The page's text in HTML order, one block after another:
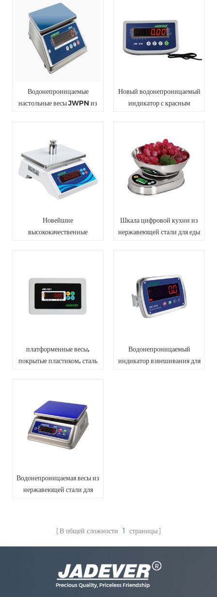
Водонепроницаемые
настольные весы JWPN из
Новый водонепроницаемый
индикатор с красным
Новейшие
высококачественные
Шкала цифровой кухни из
нержавеющей стали для еды
платформенные весы,
покрытые пластиком, сталь
Водонепроницаемый
индикатор взвешивания для
Водонепроницаемая весы из
нержавеющей стали для
В общей сложности 1 страницы